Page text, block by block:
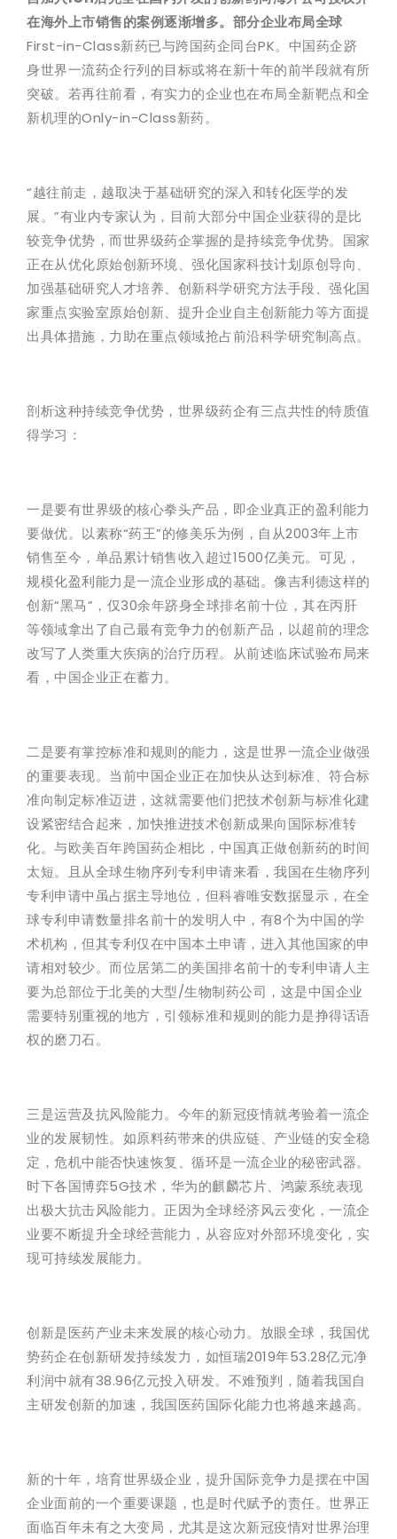
在海外上市销售的案例逐渐增多。部分企业布局全球
First-in-Class新药已与跨国药企同台PK。中国药企跻
身世界一流药企行列的目标或将在新十年的前半段就有所
突破。若再往前看，有实力的企业也在布局全新靶点和全
新机理的Only-in-Class新药。
“越往前走，越取决于基础研究的深入和转化医学的发
展。”有业内专家认为，目前大部分中国企业获得的是比
较竞争优势，而世界级药企掌握的是持续竞争优势。国家
正在从优化原始创新环境、强化国家科技计划原创导向、
加强基础研究人才培养、创新科学研究方法手段、强化国
家重点实验室原始创新、提升企业自主创新能力等方面提
出具体措施，力助在重点领域抢占前沿科学研究制高点。
剖析这种持续竞争优势，世界级药企有三点共性的特质值
得学习：
一是要有世界级的核心拳头产品，即企业真正的盈利能力
要做优。以素称“药王”的修美乐为例，自从2003年上市
销售至今，单品累计销售收入超过1500亿美元。可见，
规模化盈利能力是一流企业形成的基础。像吉利德这样的
创新“黑马”，仅30余年跻身全球排名前十位，其在丙肝
等领域拿出了自己最有竞争力的创新产品，以超前的理念
改写了人类重大疾病的治疗历程。从前述临床试验布局来
看，中国企业正在蓄力。
二是要有掌控标准和规则的能力，这是世界一流企业做强
的重要表现。当前中国企业正在加快从达到标准、符合标
准向制定标准迈进，这就需要他们把技术创新与标准化建
设紧密结合起来，加快推进技术创新成果向国际标准转
化。与欧美百年跨国药企相比，中国真正做创新药的时间
太短。且从全球生物序列专利申请来看，我国在生物序列
专利申请中虽占据主导地位，但科睿唯安数据显示，在全
球专利申请数量排名前十的发明人中，有8个为中国的学
术机构，但其专利仅在中国本土申请，进入其他国家的申
请相对较少。而位居第二的美国排名前十的专利申请人主
要为总部位于北美的大型/生物制药公司，这是中国企业
需要特别重视的地方，引领标准和规则的能力是挣得话语
权的磨刀石。
三是运营及抗风险能力。今年的新冠疫情就考验着一流企
业的发展韧性。如原料药带来的供应链、产业链的安全稳
定，危机中能否快速恢复、循环是一流企业的秘密武器。
时下各国博弈5G技术，华为的麒麟芯片、鸿蒙系统表现
出极大抗击风险能力。正因为全球经济风云变化，一流企
业要不断提升全球经营能力，从容应对外部环境变化，实
现可持续发展能力。
创新是医药产业未来发展的核心动力。放眼全球，我国优
势药企在创新研发持续发力，如恒瑞2019年53.28亿元净
利润中就有38.96亿元投入研发。不难预判，随着我国自
主研发创新的加速，我国医药国际化能力也将越来越高。
新的十年，培育世界级企业，提升国际竞争力是摆在中国
企业面前的一个重要课题，也是时代赋予的责任。世界正
面临百年未有之大变局，尤其是这次新冠疫情对世界治理